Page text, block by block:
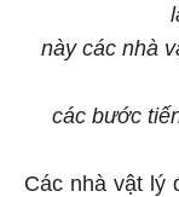
này các nhà
các bước
Các nhà vật lý